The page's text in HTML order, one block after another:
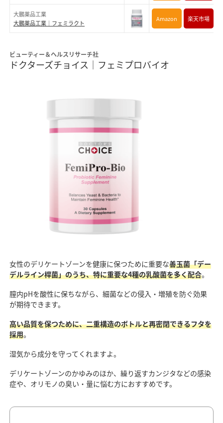
大鵬薬品工業
大鵬薬品工業｜フェミラクト
Amazon 楽天市場
ビューティー＆ヘルスリサーチ社
ドクターズチョイス｜フェミプロバイオ
女性のデリケートゾーンを健康に保つために重要な善玉菌「デー
デルライン桿菌」のうち、特に重要な4種の乳酸菌を多く配合。
膣内pHを酸性に保ちながら、細菌などの侵入・増殖を防ぐ効果
が期待できます。
高い品質を保つために、二重構造のボトルと再密閉できるフタを
採用。
湿気から成分を守ってくれますよ。
デリケートゾーンのかゆみのほか、繰り返すカンジタなどの感染
症や、オリモノの臭い・量に悩む方におすすめです。